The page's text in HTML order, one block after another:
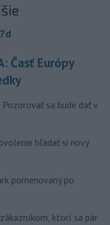
7d
Časť Európy
Pozorovať sa bude dať v
hľadať si nový
pomenovaný po
ktorí sa pár